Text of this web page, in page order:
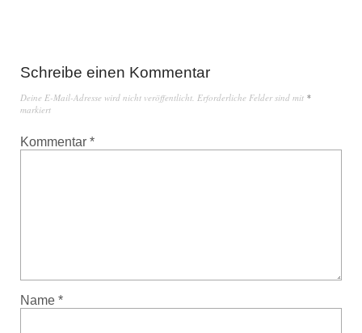
Schreibe einen Kommentar
Deine E-Mail-Adresse wird nicht veröffentlicht. Erforderliche Felder sind mit *
markiert
Kommentar *
Name *